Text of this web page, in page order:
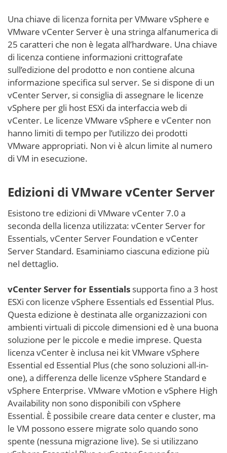
Una chiave di licenza fornita per VMware vSphere e
VMware vCenter Server è una stringa alfanumerica di
25 caratteri che non è legata all’hardware. Una chiave
di licenza contiene informazioni crittografate
sull’edizione del prodotto e non contiene alcuna
informazione specifica sul server. Se si dispone di un
vCenter Server, si consiglia di assegnare le licenze
vSphere per gli host ESXi da interfaccia web di
vCenter. Le licenze VMware vSphere e vCenter non
hanno limiti di tempo per l’utilizzo dei prodotti
VMware appropriati. Non vi è alcun limite al numero
di VM in esecuzione.
Edizioni di VMware vCenter Server
Esistono tre edizioni di VMware vCenter 7.0 a
seconda della licenza utilizzata: vCenter Server for
Essentials, vCenter Server Foundation e vCenter
Server Standard. Esaminiamo ciascuna edizione più
nel dettaglio.
vCenter Server for Essentials supporta fino a 3 host
ESXi con licenze vSphere Essentials ed Essential Plus.
Questa edizione è destinata alle organizzazioni con
ambienti virtuali di piccole dimensioni ed è una buona
soluzione per le piccole e medie imprese. Questa
licenza vCenter è inclusa nei kit VMware vSphere
Essential ed Essential Plus (che sono soluzioni all-in-
one), a differenza delle licenze vSphere Standard e
vSphere Enterprise. VMware vMotion e vSphere High
Availability non sono disponibili con vSphere
Essential. È possibile creare data center e cluster, ma
le VM possono essere migrate solo quando sono
spente (nessuna migrazione live). Se si utilizzano